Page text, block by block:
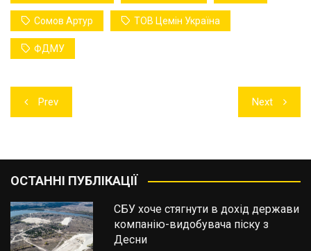
Сомов Артур ТОВ Цемін Україна
ФДМУ
Навігація
записів
Prev Next
ОСТАННІ ПУБЛІКАЦІЇ
СБУ хоче стягнути в дохід держави
компанію-видобувача піску з
Десни